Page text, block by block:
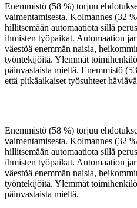
Enemmistö (58 %) torjuu
vaimentamisesta. Kolmannes (32
hillitsemään automaatiota sillä
ihmisten työpaikat. Automaation
väestöä enemmän naisia,
työntekijöitä. Ylemmät
päinvastaista mieltä. Enemmistö
että pitkäaikaiset työsuhteet
Enemmistö (58 %) torjuu
vaimentamisesta. Kolmannes (32
hillitsemään automaatiota sillä
ihmisten työpaikat. Automaation
väestöä enemmän naisia,
työntekijöitä. Ylemmät
päinvastaista mieltä.